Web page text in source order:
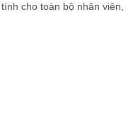
cho toàn bộ nhân viên,